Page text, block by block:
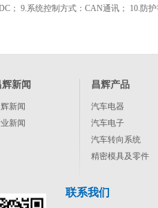
； 9.系统控制方式：CAN通讯； 10.防护
辉新闻
新闻
新闻
昌辉产品
汽车电器
汽车电子
汽车转向系统
精密模具及零件
联系我们